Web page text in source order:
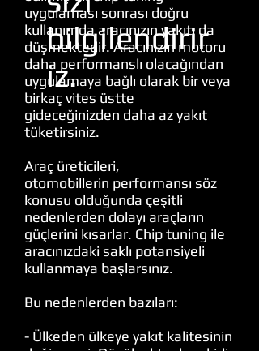
bilgilendirir
iz.
uygulaması sonrası doğru
kullanımda aracınızın yakıtı da
düşmektedir. Aracınızın motoru
daha performanslı olacağından
uygulamaya bağlı olarak bir veya
birkaç vites üstte
gideceğinizden daha az yakıt
tüketirsiniz.
Araç üreticileri,
otomobillerin performansı söz
konusu olduğunda çeşitli
nedenlerden dolayı araçların
güçlerini kısarlar. Chip tuning ile
aracınızdaki saklı potansiyeli
kullanmaya başlarsınız.
Bu nedenlerden bazıları:
- Ülkeden ülkeye yakıt kalitesinin